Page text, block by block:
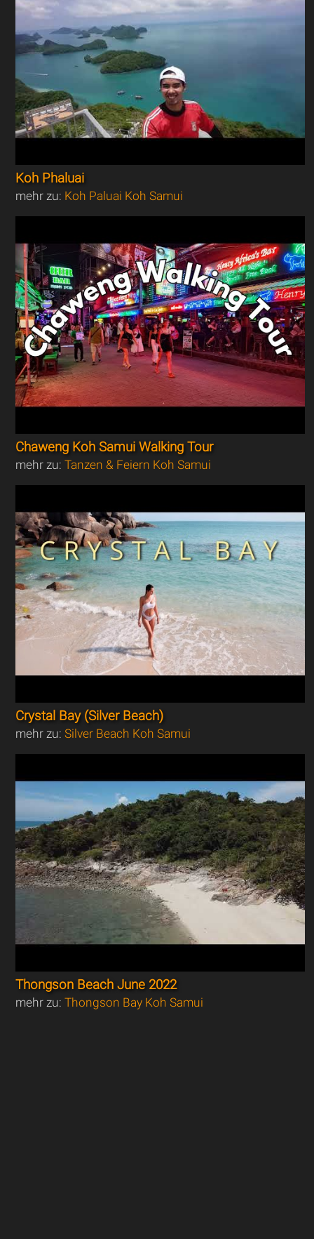
Koh Phaluai
mehr zu: Koh Paluai Koh Samui
Chaweng Koh Samui Walking Tour
mehr zu:Tanzen & Feiern Koh Samui
Crystal Bay (Silver Beach)
mehr zu:Silver Beach Koh Samui
Thongson Beach June 2022
mehr zu:Thongson Bay Koh Samui